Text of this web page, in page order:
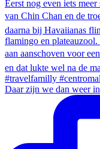
Daar zijn we dan weer